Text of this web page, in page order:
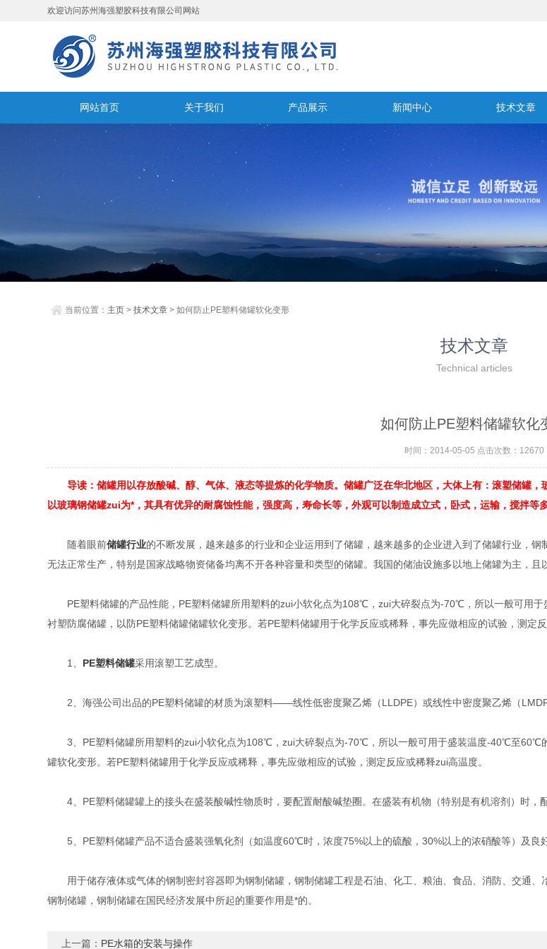
欢迎访问苏州海强塑胶科技有限公司网站
网站首页 关于我们 产品展示 新闻中心 技术文章
当前位置： 主页 >技术文章 > 如何防止PE塑料储罐软化变形
技术文章
Technical articles
如何防止PE塑料储罐软化
时间：2014-05-05 点击次数：12670
导读：储罐用以存放酸碱、醇、气体、液态等提炼的化学物质。储罐广泛在华北地区，大体上有：滚塑储罐，
以玻璃钢储罐zui为*，其具有优异的耐腐蚀性能，强度高，寿命长等，外观可以制造成立式，卧式，运输，搅拌等多
随着眼前储罐行业的不断发展，越来越多的行业和企业运用到了储罐，越来越多的企业进入到了储罐行业，
无法正常生产，特别是国家战略物资储备均离不开各种容量和类型的储罐。我国的储油设施多以地上储罐为主，且
PE塑料储罐的产品性能，PE塑料储罐所用塑料的zui小软化点为108℃，zui大碎裂点为-70℃，所以一般可用
衬塑防腐储罐，以防PE塑料储罐储罐软化变形。若PE塑料储罐用于化学反应或稀释，事先应做相应的试验，测定反
1、 PE塑料储罐采用滚塑工艺成型。
2、海强公司出品的PE塑料储罐的材质为滚塑料——线性低密度聚乙烯（LLDPE）或线性中密度聚乙烯（
3、PE塑料储罐所用塑料的zui小软化点为108℃，zui大碎裂点为-70℃，所以一般可用于盛装温度-40℃至60℃
罐软化变形。若PE塑料储罐用于化学反应或稀释，事先应做相应的试验，测定反应或稀释zui高温度。
4、PE塑料储罐罐上的接头在盛装酸碱性物质时，要配置耐酸碱垫圈。在盛装有机物（特别是有机溶剂）时，
5、PE塑料储罐产品不适合盛装强氧化剂（如温度60℃时，浓度75%以上的硫酸，30%以上的浓硝酸等）及良
用于储存液体或气体的钢制密封容器即为钢制储罐，钢制储罐工程是石油、化工、粮油、食品、消防、交通、
钢制储罐，钢制储罐在国民经济发展中所起的重要作用是*的。
上一篇： PE水箱的安装与操作